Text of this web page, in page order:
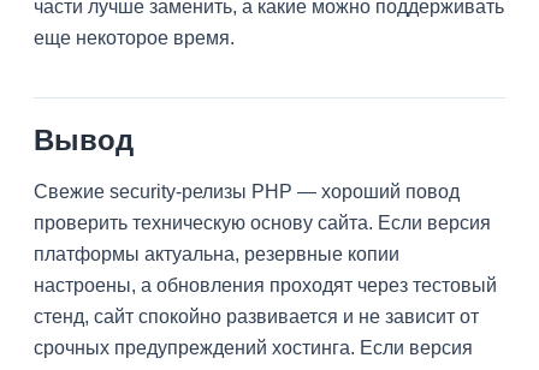
части лучше заменить, а какие можно поддерживать
еще некоторое время.
Вывод
Свежие security-релизы PHP — хороший повод
проверить техническую основу сайта. Если версия
платформы актуальна, резервные копии
настроены, а обновления проходят через тестовый
стенд, сайт спокойно развивается и не зависит от
срочных предупреждений хостинга. Если версия